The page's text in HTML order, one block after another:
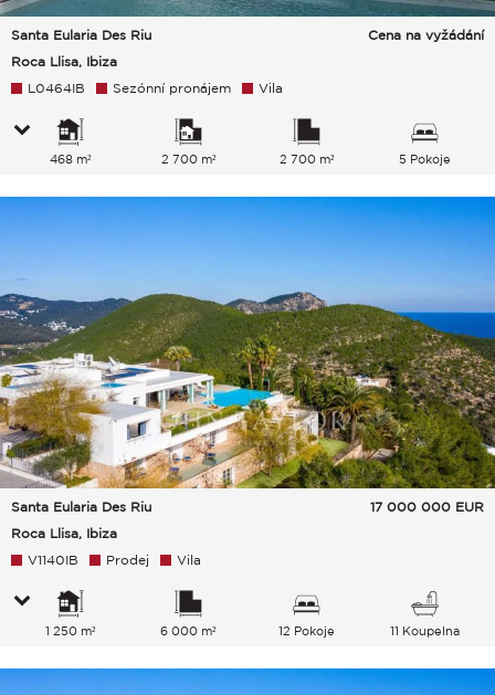
Santa Eularia Des Riu
Roca Llisa, Ibiza
Cena na vyžádání
L0464IB Sezónní pronájem Vila
468 m² 2 700 m² 2 700 m² 5 Pokoje
Santa Eularia Des Riu
Roca Llisa, Ibiza
17 000 000 EUR
V1140IB Prodej Vila
1 250 m² 6 000 m² 12 Pokoje 11 Koupelna